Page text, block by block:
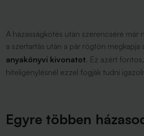
A házasságkötés után szerencsére már
a szertartás után a pár rögtön megkapja
anyakönyvi kivonatot. Ez azért
hiteligénylésnél ezzel fogják tudni
Egyre többen